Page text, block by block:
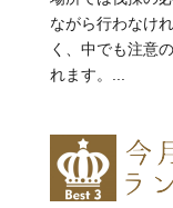
ながら行わなけ
く、中でも注意
れます。...